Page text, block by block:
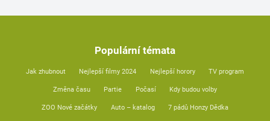
Populární témata
Jak zhubnout Nejlepší filmy 2024 Nejlepší horory TV program
Změna času Partie Počasí Kdy budou volby
ZOO Nové začátky Auto – katalog 7 pádů Honzy Dědka